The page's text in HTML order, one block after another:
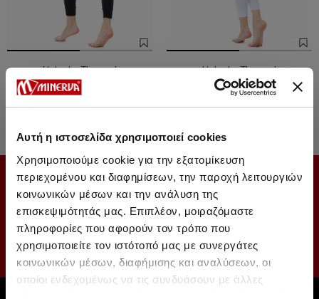
Αυτή η ιστοσελίδα χρησιμοποιεί cookies
Χρησιμοποιούμε cookie για την εξατομίκευση
περιεχομένου και διαφημίσεων, την παροχή λειτουργιών
κοινωνικών μέσων και την ανάλυση της
επισκεψιμότητάς μας. Επιπλέον, μοιραζόμαστε
πληροφορίες που αφορούν τον τρόπο που
χρησιμοποιείτε τον ιστότοπό μας με συνεργάτες
κοινωνικών μέσων, διαφήμισης και αναλύσεων, οι
οποίοι ενδεχομένως να τις συνδυάσουν με άλλες
πληροφορίες που τους έχετε παραχωρήσει ή τις οποίες
Helanke Thermal
3570 Дин.3033 Дин.
Helanke Thermal
3570 Дин.3033 Дин.
SUBSCRIBE TO OUR NEWSLETTER